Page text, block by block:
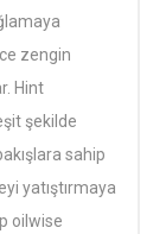
zengin
Hint
şekilde
sahip
yatıştırmaya
oilwise